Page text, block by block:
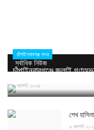
সর্বাধিক নিউজ
চাঁপাইনবাবগঞ্জ সদর
চাঁপাইনবাবগঞ্জে জুলাই
৬ আগস্ট ২০২৬
শেখ
৬ আগস্ট